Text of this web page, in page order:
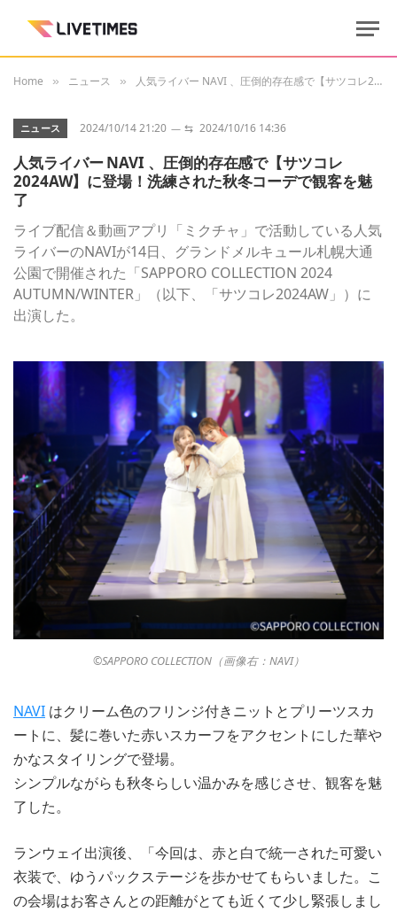
Home » ニュース » 人気ライバー NAVI 、圧倒的存在感で【サツコレ2024AW】に登場！洗練された秋冬コーデで観客を魅了
ニュース 2024/10/14 21:20 ⇆ 2024/10/16 14:36
人気ライバー NAVI 、圧倒的存在感で【サツコレ
2024AW】に登場！洗練された秋冬コーデで観客を魅
了
ライブ配信＆動画アプリ「ミクチャ」で活動している人気
ライバーのNAVIが14日、グランドメルキュール札幌大通
公園で開催された「SAPPORO COLLECTION 2024
AUTUMN/WINTER」（以下、「サツコレ2024AW」）に
出演した。
©︎SAPPORO COLLECTION（画像右：NAVI）
NAVI はクリーム色のフリンジ付きニットとプリーツスカ
ートに、髪に巻いた赤いスカーフをアクセントにした華や
かなスタイリングで登場。
シンプルながらも秋冬らしい温かみを感じさせ、観客を魅
了した。
ランウェイ出演後、「今回は、赤と白で統一された可愛い
衣装で、ゆうパックステージを歩かせてもらいました。こ
の会場はお客さんとの距離がとても近くて少し緊張しまし